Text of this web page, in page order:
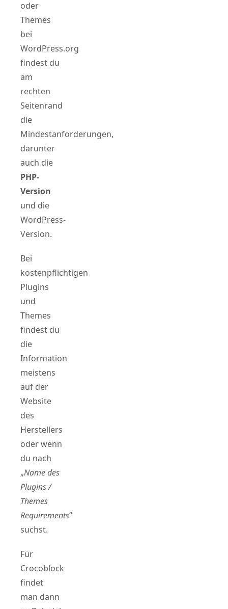
oder
Themes
bei
WordPress.org
findest du
am
rechten
Seitenrand
die
Mindestanforderungen,
darunter
auch die
PHP-
Version
und die
WordPress-
Version.
Bei
kostenpflichtigen
Plugins
und
Themes
findest du
die
Information
meistens
auf der
Website
des
Herstellers
oder wenn
du nach
„Name des
Plugins /
Themes
Requirements“
suchst.
Für
Crocoblock
findet
man dann